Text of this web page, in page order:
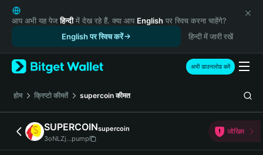
English
日本語
Русский
Español (Latinoamérica)
Türkçe
Italiano
Deutsch
简体中文
繁體中文
आप अभी यह पेजहिन्दीमें देख रहे हैं. क्या आप English पर स्विच करना चाहेंगे?
English पर स्विच करें
हिन्दी में जारी रखें
अभी डाउनलोड करें
होम क्रिप्टो कीमतें supercoin कीमत
SUPERCOINsupercoin
3oNLZj...pump
जोखिम